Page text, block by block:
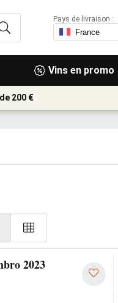
Vins en promo
Pays de livraison :
200 €
2023